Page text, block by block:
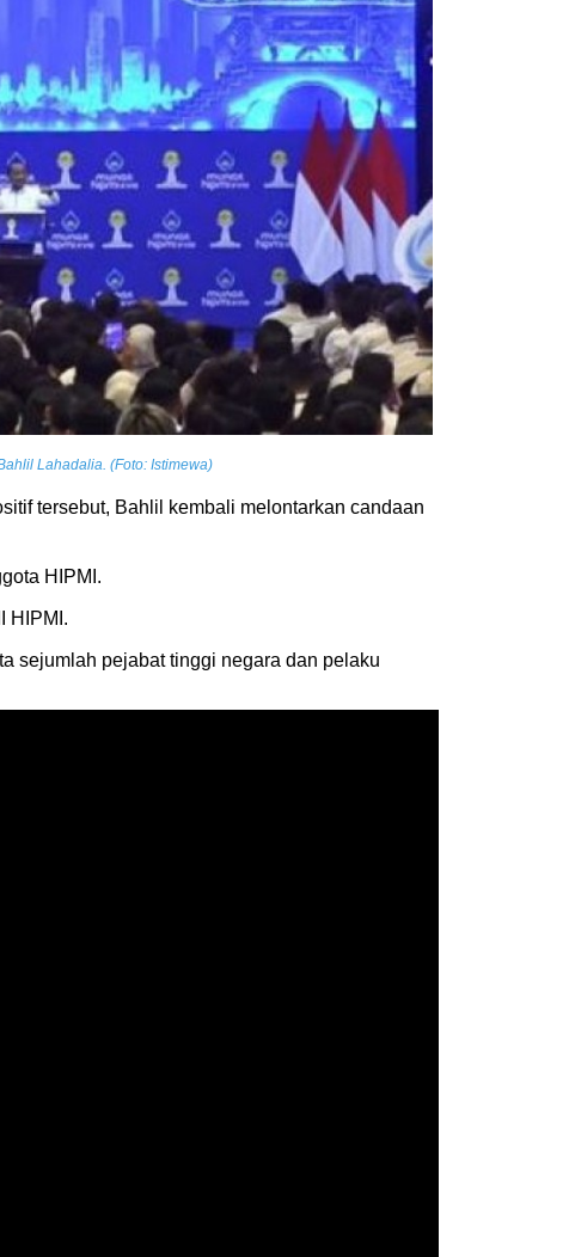
Lahadalia. (Foto: Istimewa)
tersebut, Bahlil kembali melontarkan candaan
HIPMI.
HIPMI.
sejumlah pejabat tinggi negara dan pelaku